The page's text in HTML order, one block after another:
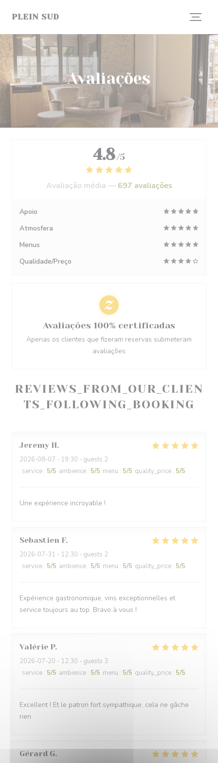
PLEIN SUD
Avaliações
REVIEWS_FROM_OUR_CLIEN
TS_FOLLOWING_BOOKING
Jeremy H
2026-08-07 - 19:30 - guests 2
service : 5/5 ambience : 5/5 menu : 5/5 quality_price : 5/5
Une expérience incroyable !
Sebastien F
2026-07-31 - 12:30 - guests 2
service : 5/5 ambience : 5/5 menu : 5/5 quality_price : 5/5
Expérience gastronomique, vins exceptionnelles et
service toujours au top. Bravo à vous !
Valérie P
2026-07-20 - 12:30 - guests 3
service : 5/5 ambience : 5/5 menu : 5/5 quality_price : 5/5
Excellent ! Et le patron fort sympathique, cela ne gâche
rien
Gérard G
4.8 /5
Avaliação média — 697 avaliações
Apoio
Atmosfera
Menus
Qualidade/Preço
Avaliações 100% certificadas
Apenas os clientes que fizeram reservas submeteram
avaliações